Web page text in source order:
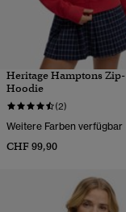
Heritage Hamptons Zip-
Hoodie
(2)
Weitere Farben verfügbar
CHF 99,90